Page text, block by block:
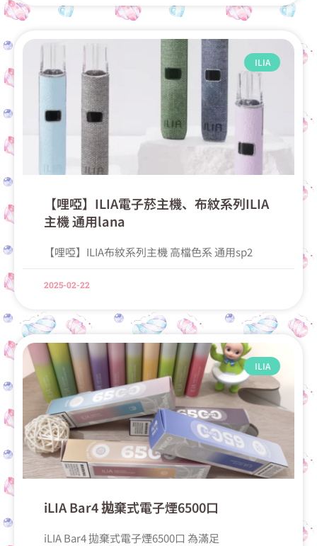
ILIA
【哩啞】ILIA電子菸主機、布紋系列ILIA
主機 通用lana
【哩啞】ILIA布紋系列主機 高檔色系 通用sp2
2025-02-22
ILIA
iLIA Bar4 拋棄式電子煙6500口
iLIA Bar4 拋棄式電子煙6500口 為滿足